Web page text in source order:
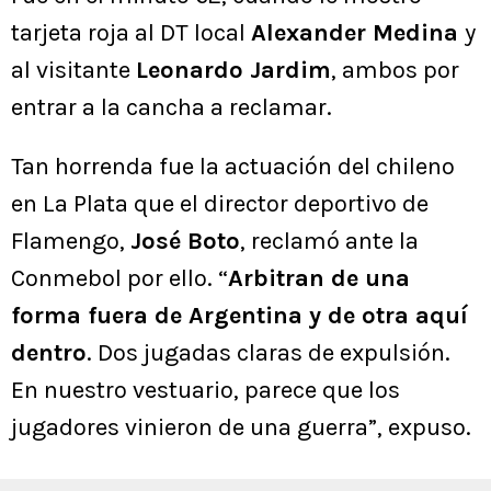
tarjeta roja al DT local Alexander Medina y
al visitante Leonardo Jardim, ambos por
entrar a la cancha a reclamar.
Tan horrenda fue la actuación del chileno
en La Plata que el director deportivo de
Flamengo, José Boto, reclamó ante la
Conmebol por ello. “Arbitran de una
forma fuera de Argentina y de otra aquí
dentro. Dos jugadas claras de expulsión.
En nuestro vestuario, parece que los
jugadores vinieron de una guerra”, expuso.